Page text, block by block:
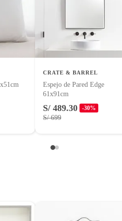
muebles, bicicletas y máquinas.
CRATE & BARREL
Espejo de Pared Edge
61x91cm
S/ 489.30 -30%
S/ 699